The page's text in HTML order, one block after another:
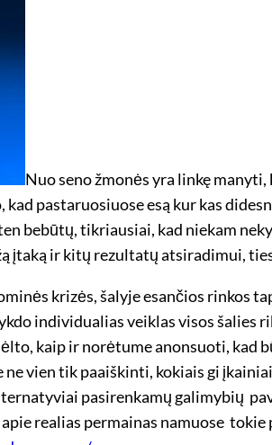
Nuo seno žmonės yra linkę
kad pastaruosiuose esą kur kas
bebūtų, tikriausiai, kad niekam
įtaką ir kitų rezultatų atsiradimui,
krizės, šalyje esančios rinkos
individualias veiklas visos
kaip ir norėtume anonsuoti,
vien tik paaiškinti, kokiais gi
pasirenkamų galimybių
realias permainas namuose